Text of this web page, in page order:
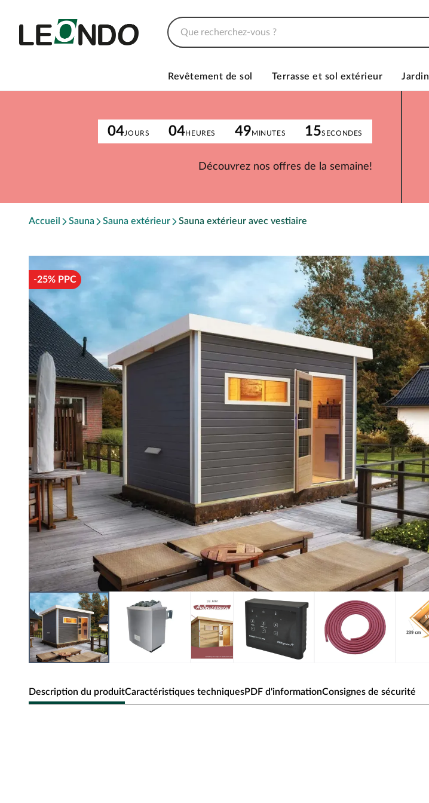
Revêtement de sol Terrasse et sol extérieur Jardin
04JOURS 04HEURES 49MINUTES 15SECONDES
Découvrez nos offres de la semaine!
Accueil Sauna Sauna extérieur Sauna extérieur avec vestiaire
-25% PPC
Description du produitCaractéristiques techniquesPDF d'informationConsignes de sécurité